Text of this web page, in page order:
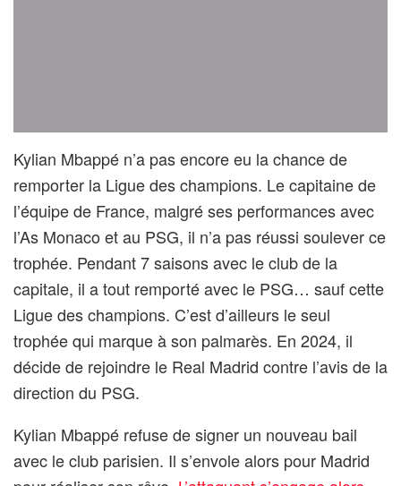
Kylian Mbappé n’a pas encore eu la chance de
remporter la Ligue des champions. Le capitaine de
l’équipe de France, malgré ses performances avec
l’As Monaco et au PSG, il n’a pas réussi soulever ce
trophée. Pendant 7 saisons avec le club de la
capitale, il a tout remporté avec le PSG… sauf cette
Ligue des champions. C’est d’ailleurs le seul
trophée qui marque à son palmarès. En 2024, il
décide de rejoindre le Real Madrid contre l’avis de la
direction du PSG.
Kylian Mbappé refuse de signer un nouveau bail
avec le club parisien. Il s’envole alors pour Madrid